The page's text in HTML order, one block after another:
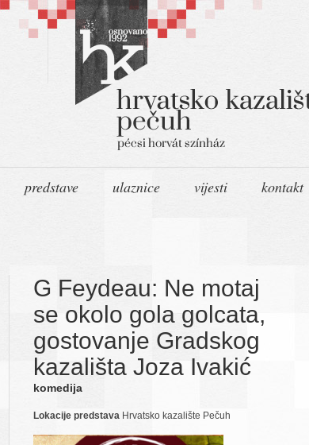
predstave ulaznice vijesti kontakt
G Feydeau: Ne motaj
se okolo gola golcata,
gostovanje Gradskog
kazališta Joza Ivakić
komedija
Lokacije predstava Hrvatsko kazalište Pečuh